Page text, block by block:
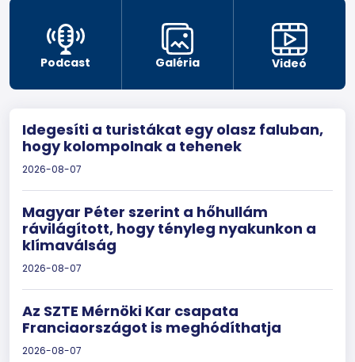
Podcast Galéria Videó
Idegesíti a turistákat egy olasz faluban,
hogy kolompolnak a tehenek
2026-08-07
Magyar Péter szerint a hőhullám
rávilágított, hogy tényleg nyakunkon a
klímaválság
2026-08-07
Az SZTE Mérnöki Kar csapata
Franciaországot is meghódíthatja
2026-08-07